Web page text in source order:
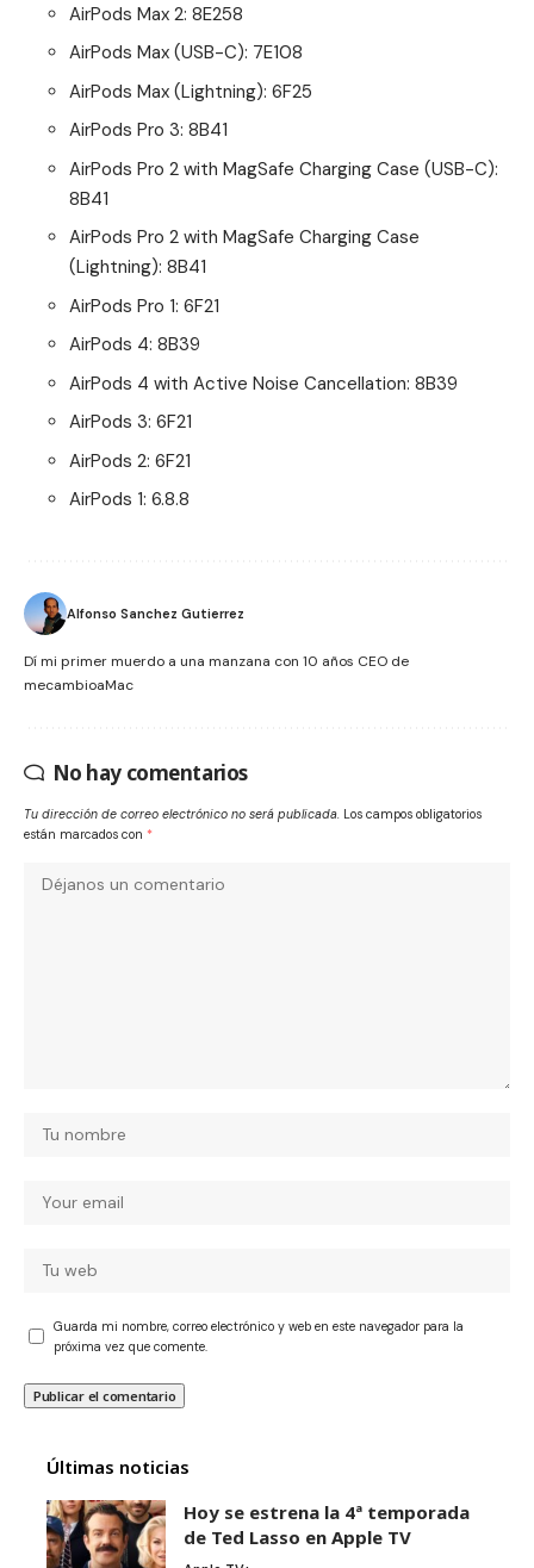
AirPods Max 2: 8E258
AirPods Max (USB-C): 7E108
AirPods Max (Lightning): 6F25
AirPods Pro 3: 8B41
AirPods Pro 2 with MagSafe Charging Case (USB-C):
8B41
AirPods Pro 2 with MagSafe Charging Case
(Lightning): 8B41
AirPods Pro 1: 6F21
AirPods 4: 8B39
AirPods 4 with Active Noise Cancellation: 8B39
AirPods 3: 6F21
AirPods 2: 6F21
AirPods 1: 6.8.8
Alfonso Sanchez Gutierrez
Dí mi primer muerdo a una manzana con 10 años CEO de
mecambioaMac
No hay comentarios
Tu dirección de correo electrónico no será publicada. Los campos obligatorios
están marcados con *
Guarda mi nombre, correo electrónico y web en este navegador para la
próxima vez que comente.
Últimas noticias
Hoy se estrena la 4ª temporada
de Ted Lasso en Apple TV